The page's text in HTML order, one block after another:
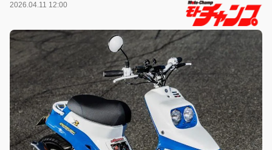
2026.04.11 12:00